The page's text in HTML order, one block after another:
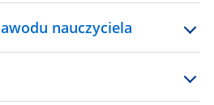
nauczyciela